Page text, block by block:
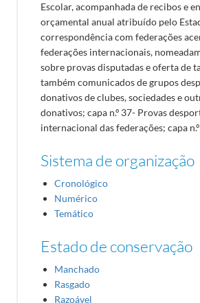
Escolar, acompanhada de recibos e
orçamental anual atribuído pelo
correspondência com federações
federações internacionais,
sobre provas disputadas e oferta de
também comunicados de grupos
donativos de clubes, sociedades e
donativos; capa n.º 37- Provas
internacional das federações; capa
Sistema de organização
Cronológico
Numérico
Temático
Estado de conservação
Manchado
Rasgado
Razoável